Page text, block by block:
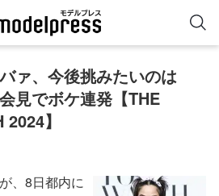
ァ、今後挑みたいのは
見でボケ連発【THE
】
が、8日都内に